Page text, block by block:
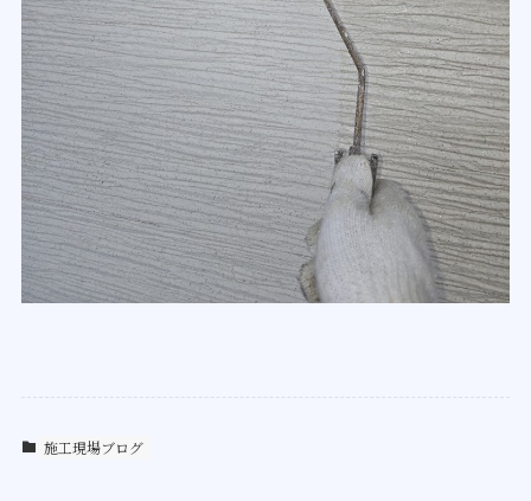
施工現場ブログ